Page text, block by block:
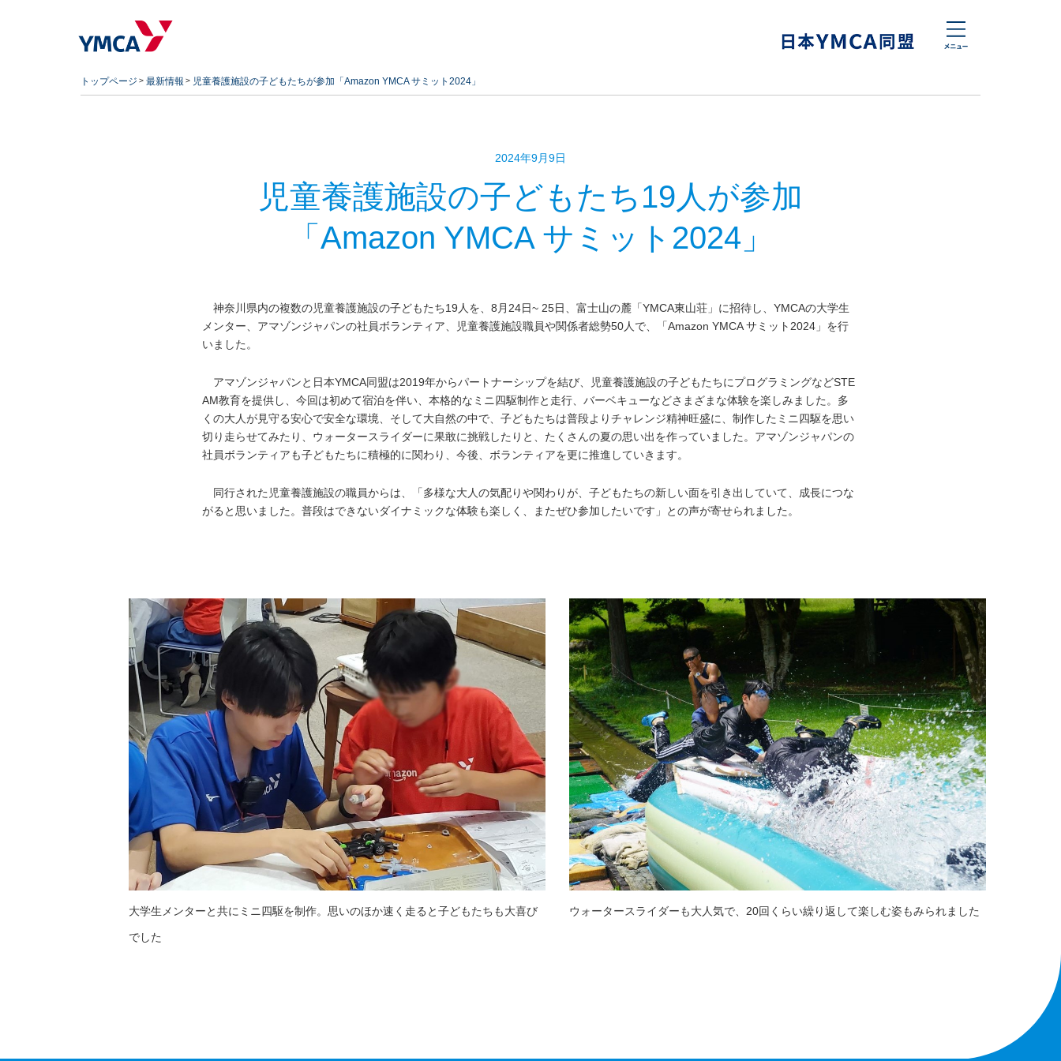
トップページ 最新情報 児童養護施設の子どもたちが参加「Amazon YMCA サミット2024」
2024年9月9日
児童養護施設の子どもたち19人が参加
「Amazon YMCA サミット2024」
神奈川県内の複数の児童養護施設の子どもたち19人を、8月24日~ 25日、富士山の麓「YMCA東山荘」に招待し、YMCAの大学生
メンター、アマゾンジャパンの社員ボランティア、児童養護施設職員や関係者総勢50人で、「Amazon YMCA サミット2024」を行
いました。
アマゾンジャパンと日本YMCA同盟は2019年からパートナーシップを結び、児童養護施設の子どもたちにプログラミングなどSTE
AM教育を提供し、今回は初めて宿泊を伴い、本格的なミニ四駆制作と走行、バーベキューなどさまざまな体験を楽しみました。多
くの大人が見守る安心で安全な環境、そして大自然の中で、子どもたちは普段よりチャレンジ精神旺盛に、制作したミニ四駆を思い
切り走らせてみたり、ウォータースライダーに果敢に挑戦したりと、たくさんの夏の思い出を作っていました。アマゾンジャパンの
社員ボランティアも子どもたちに積極的に関わり、今後、ボランティアを更に推進していきます。
同行された児童養護施設の職員からは、「多様な大人の気配りや関わりが、子どもたちの新しい面を引き出していて、成長につな
がると思いました。普段はできないダイナミックな体験も楽しく、またぜひ参加したいです」との声が寄せられました。
大学生メンターと共にミニ四駆を制作。思いのほか速く走ると子どもたちも大喜び
でした
ウォータースライダーも大人気で、20回くらい繰り返して楽しむ姿もみられました